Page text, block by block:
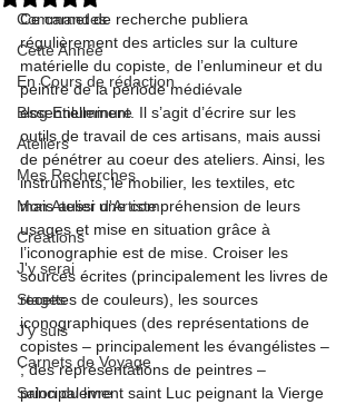
Commandes
Cette Année
En Cours de rédaction
Blog Enluminure
Ateliers
Mes Recherches
Mon Atelier d'Artiste
Créations
J'y serai
Stages
J'y suis
Carnets de Voyage
Salon du livre
Ce carnet de recherche publiera
régulièrement des articles sur la culture
matérielle du copiste, de l’enlumineur et du
peintre de la période médiévale
essentiellement. Il s’agit d’écrire sur les
outils de travail de ces artisans, mais aussi
de pénétrer au coeur des ateliers. Ainsi, les
instruments, le mobilier, les textiles, etc
mais aussi une compréhension de leurs
usages et mise en situation grâce à
l’iconographie est de mise. Croiser les
sources écrites (principalement les livres de
recettes de couleurs), les sources
iconographiques (des représentations de
copistes – principalement les évangélistes –
; des représentations de peintres –
principalement saint Luc peignant la Vierge